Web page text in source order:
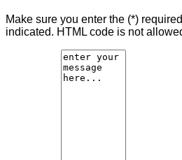
Make sure you enter the (*)
indicated. HTML code is not